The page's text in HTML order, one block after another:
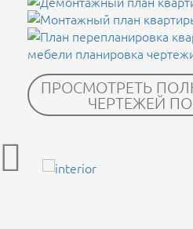
ПРОСМОТРЕТЬ
ЧЕРТЕЖЕЙ